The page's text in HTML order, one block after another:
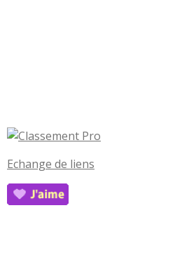
Echange de liens